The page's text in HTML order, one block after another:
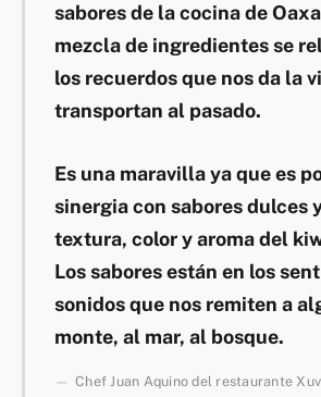
sabores de la cocina de
mezcla de ingredientes se
los recuerdos que nos da la
transportan al pasado.
Es una maravilla ya que es
sinergia con sabores dulces
textura, color y aroma del
Los sabores están en los
sonidos que nos remiten a
monte, al mar, al bosque.
Chef Juan Aquino del restaurante